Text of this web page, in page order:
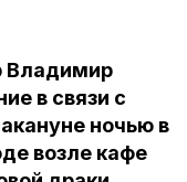
Владимир
в связи с
ночью в
возле кафе